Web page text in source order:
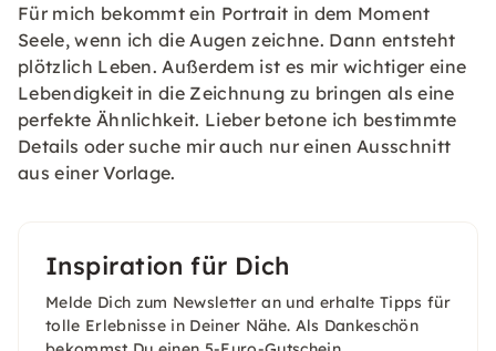
Für mich bekommt ein Portrait in dem Moment
Seele, wenn ich die Augen zeichne. Dann entsteht
plötzlich Leben. Außerdem ist es mir wichtiger eine
Lebendigkeit in die Zeichnung zu bringen als eine
perfekte Ähnlichkeit. Lieber betone ich bestimmte
Details oder suche mir auch nur einen Ausschnitt
aus einer Vorlage.
Inspiration für Dich
Melde Dich zum Newsletter an und erhalte Tipps für
tolle Erlebnisse in Deiner Nähe. Als Dankeschön